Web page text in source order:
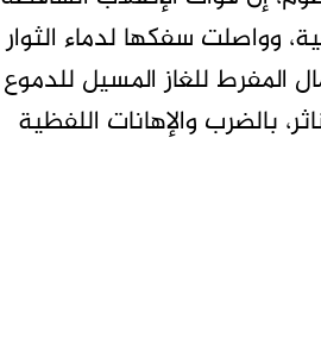
وواصلت سفكها لدماء الثوار
المفرط للغاز المسيل للدموع
بالضرب والإهانات اللفظية